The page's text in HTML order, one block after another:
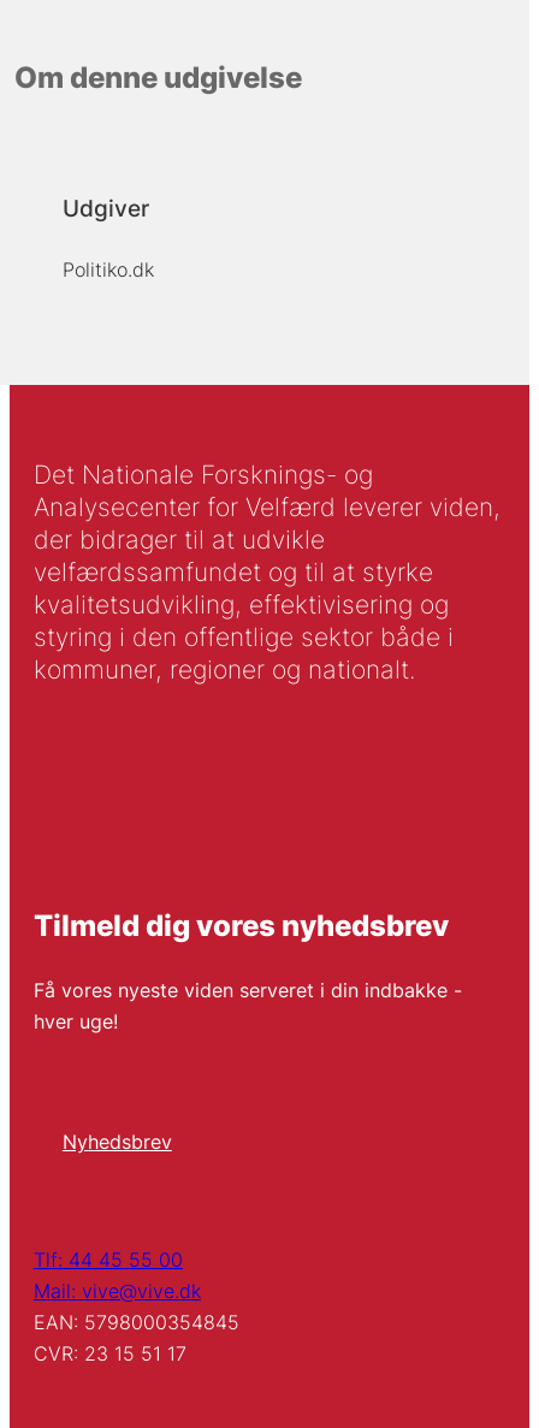
Om denne udgivelse
Udgiver
Politiko.dk
Det Nationale Forsknings- og
Analysecenter for Velfærd leverer viden,
der bidrager til at udvikle
velfærdssamfundet og til at styrke
kvalitetsudvikling, effektivisering og
styring i den offentlige sektor både i
kommuner, regioner og nationalt.
Tilmeld dig vores nyhedsbrev
Få vores nyeste viden serveret i din indbakke -
hver uge!
Nyhedsbrev
Tlf: 44 45 55 00
Mail: vive@vive.dk
EAN: 5798000354845
CVR: 23 15 51 17